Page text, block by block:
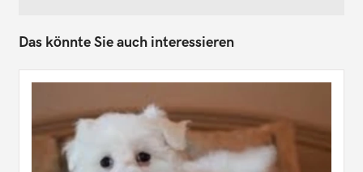
Das könnte Sie auch interessieren